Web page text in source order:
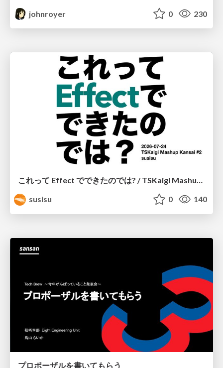
johnroyer
0 230
これって Effect でできたのでは? / TSKaigi Mashup Kansai #2
susisu
0 140
プロポーザルを書いてもらう